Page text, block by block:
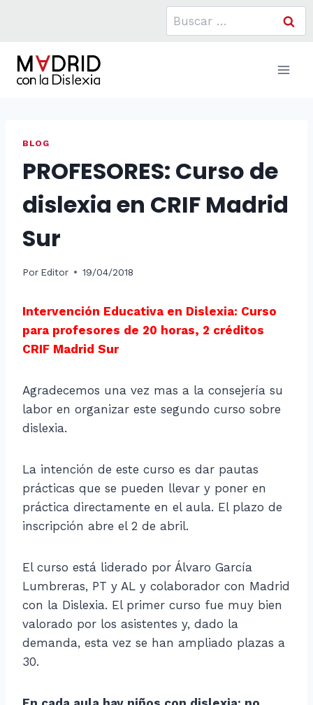
Buscar:
BLOG
PROFESORES: Curso de
dislexia en CRIF Madrid
Sur
Por Editor 19/04/2018
Intervención Educativa en Dislexia: Curso
para profesores de 20 horas, 2 créditos
CRIF Madrid Sur
Agradecemos una vez mas a la consejería su
labor en organizar este segundo curso sobre
dislexia.
La intención de este curso es dar pautas
prácticas que se pueden llevar y poner en
práctica directamente en el aula. El plazo de
inscripción abre el 2 de abril.
El curso está liderado por Álvaro García
Lumbreras, PT y AL y colaborador con Madrid
con la Dislexia. El primer curso fue muy bien
valorado por los asistentes y, dado la
demanda, esta vez se han ampliado plazas a
30.